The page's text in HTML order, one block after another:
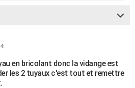
en bricolant donc la vidange est
les 2 tuyaux c'est tout et remettre